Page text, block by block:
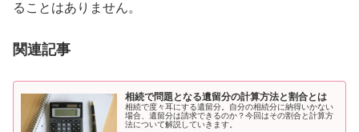
ることはありません。
関連記事
相続で問題となる遺留分の計算方法と割合とは
相続で度々耳にする遺留分。自分の相続分に納得いかない
場合、遺留分は請求できるのか？今回はその割合と計算方
法について解説していきます。